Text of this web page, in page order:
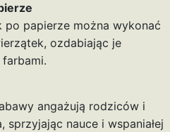
papierze można wykonać
ozdabiając je
angażują rodziców i
sprzyjając nauce i wspaniałej